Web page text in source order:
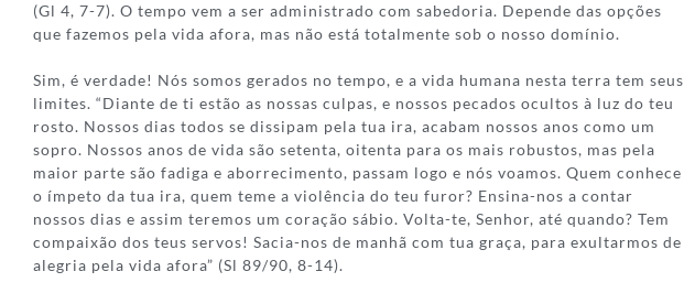
(Gl 4, 7-7). O tempo vem a ser administrado com sabedoria. Depende das opções
que fazemos pela vida afora, mas não está totalmente sob o nosso domínio.
Sim, é verdade! Nós somos gerados no tempo, e a vida humana nesta terra tem seus
limites. “Diante de ti estão as nossas culpas, e nossos pecados ocultos à luz do teu
rosto. Nossos dias todos se dissipam pela tua ira, acabam nossos anos como um
sopro. Nossos anos de vida são setenta, oitenta para os mais robustos, mas pela
maior parte são fadiga e aborrecimento, passam logo e nós voamos. Quem conhece
o ímpeto da tua ira, quem teme a violência do teu furor? Ensina-nos a contar
nossos dias e assim teremos um coração sábio. Volta-te, Senhor, até quando? Tem
compaixão dos teus servos! Sacia-nos de manhã com tua graça, para exultarmos de
alegria pela vida afora” (Sl 89/90, 8-14).